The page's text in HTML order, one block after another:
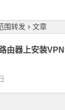
围转发 文章
由器上安装